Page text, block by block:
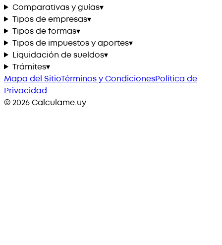
Comparativas y guías▾
Tipos de empresas▾
Tipos de formas▾
Tipos de impuestos y aportes▾
Liquidación de sueldos▾
Trámites▾
Mapa del SitioTérminos y CondicionesPolítica de
Privacidad
©2026Calculame.uy